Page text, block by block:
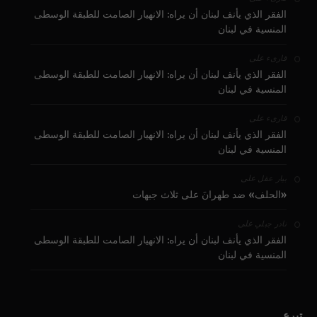
الفقر الذي يأنف لبنان أن يراه: الانهيار الصامت للطبقة الوسطى
المنسية في لبنان
قارىء على
الفقر الذي يأنف لبنان أن يراه: الانهيار الصامت للطبقة الوسطى
المنسية في لبنان
قارىء على
الفقر الذي يأنف لبنان أن يراه: الانهيار الصامت للطبقة الوسطى
المنسية في لبنان
بيار عقل على
«الحلف» ضد طهرانَ على ثلاث جبهات
نادر جبلي على
الفقر الذي يأنف لبنان أن يراه: الانهيار الصامت للطبقة الوسطى
المنسية في لبنان